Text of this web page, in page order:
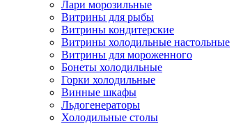
Лари морозильные
Витрины для рыбы
Витрины кондитерские
Витрины холодильные настольные
Витрины для мороженного
Бонеты холодильные
Горки холодильные
Винные шкафы
Льдогенераторы
Холодильные столы